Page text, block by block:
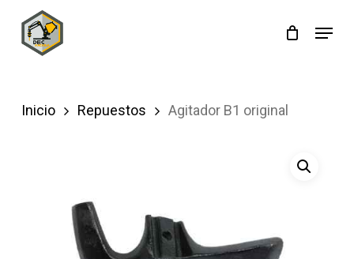
Menu
Inicio Repuestos Agitador B1 original